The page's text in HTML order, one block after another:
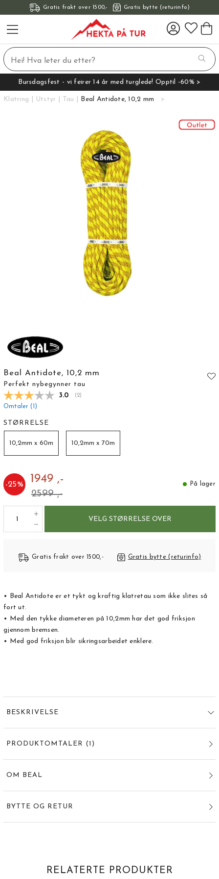
Gratis frakt over 1500,- Gratis bytte (returinfo)
Bursdagsfest - vi feirer 14 år med turglede! Opptil -60% >
Klatring Utstyr Tau Beal Antidote, 10,2 mm
Beal Antidote, 10,2 mm
Perfekt nybegynner tau
Gjennomsnittskarakter:
3.0 (stemmer:
2)
Omtaler ( )
STØRRELSE
10,2mm x 60m 10,2mm x 70m
-25% 1949 ,-
2599 ,-
På lager
VELG STØRRELSE OVER
Gratis frakt over 1500,- Gratis bytte (returinfo)
• Beal Antidote er et tykt og kraftig klatretau som ikke slites så
fort ut.
• Med den tykke diameteren på 10,2mm har det god friksjon
gjennom bremsen.
• Med god friksjon blir sikringsarbeidet enklere.
BESKRIVELSE
PRODUKTOMTALER (1 )
OM BEAL
BYTTE OG RETUR
RELATERTE PRODUKTER